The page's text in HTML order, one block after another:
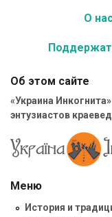
О
Об этом сайте
«Украина
энтузиастов
Меню
История и